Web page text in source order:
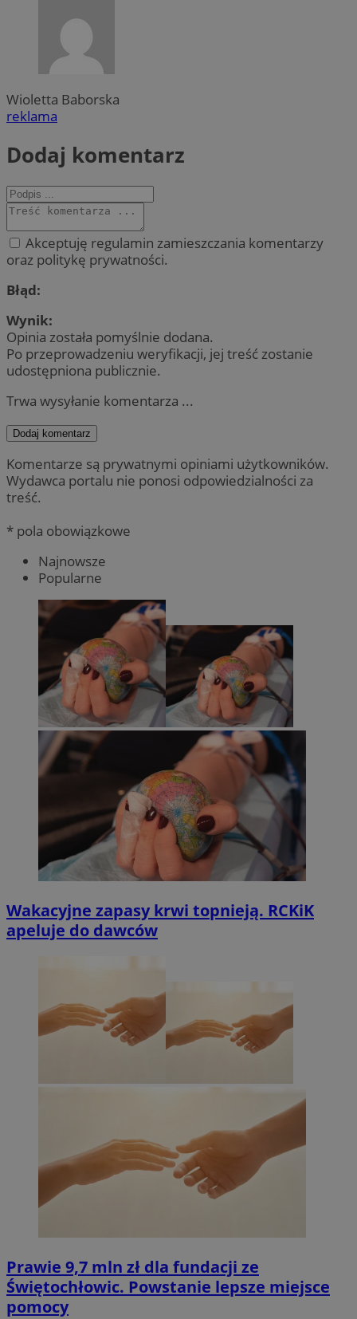
Wioletta Baborska
reklama
Dodaj komentarz
Akceptuję regulamin zamieszczania komentarzy
oraz politykę prywatności.
Błąd:
Wynik:
Opinia została pomyślnie dodana.
Po przeprowadzeniu weryfikacji, jej treść zostanie
udostępniona publicznie.
Trwa wysyłanie komentarza ...
Dodaj komentarz
Komentarze są prywatnymi opiniami użytkowników.
Wydawca portalu nie ponosi odpowiedzialności za
treść.
* pola obowiązkowe
Najnowsze
Popularne
Wakacyjne zapasy krwi topnieją. RCKiK
apeluje do dawców
Prawie 9,7 mln zł dla fundacji ze
Świętochłowic. Powstanie lepsze miejsce
pomocy